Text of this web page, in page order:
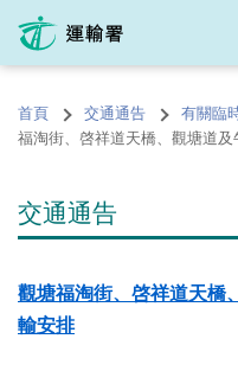
內
的
開
首頁 交通通告 有關臨
福淘街、啓祥道天橋、觀塘道
交通通告
觀塘福淘街、啓祥道天橋
輸安排